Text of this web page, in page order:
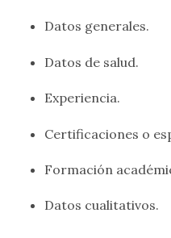
Datos generales.
Datos de salud.
Experiencia.
Certificaciones o
Formación
Datos cualitativos.